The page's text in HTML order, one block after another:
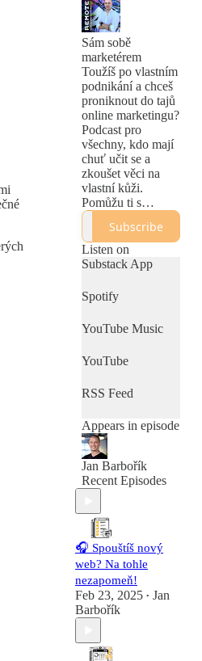
Sám sobě
marketérem
Toužíš po vlastním
podnikání a chceš
proniknout do tajů
online marketingu?
Podcast pro
všechny, kdo mají
chuť učit se a
zkoušet věci na
vlastní kůži.
Pomůžu ti s
orientací v záplavě
odborných
informací na
internetu. Naučím
tě základy, se
kterými nastartuješ
své podnikání na
srozumitelné
businessu a
podané jednoduše
Čerpám ze své
mnohaleté praxe
marketéra na volné
noze.
Pro více tipů se
přihlas k odběru
www.samsobemar
keterem.cz
Subscribe
Listen on
Substack App
Spotify
YouTube Music
YouTube
RSS Feed
Appears in episode
Jan Barbořík
Recent Episodes
🎧 Spouštíš nový
web? Na tohle
nezapomeň!
Feb 23, 2025 • Jan
Barbořík